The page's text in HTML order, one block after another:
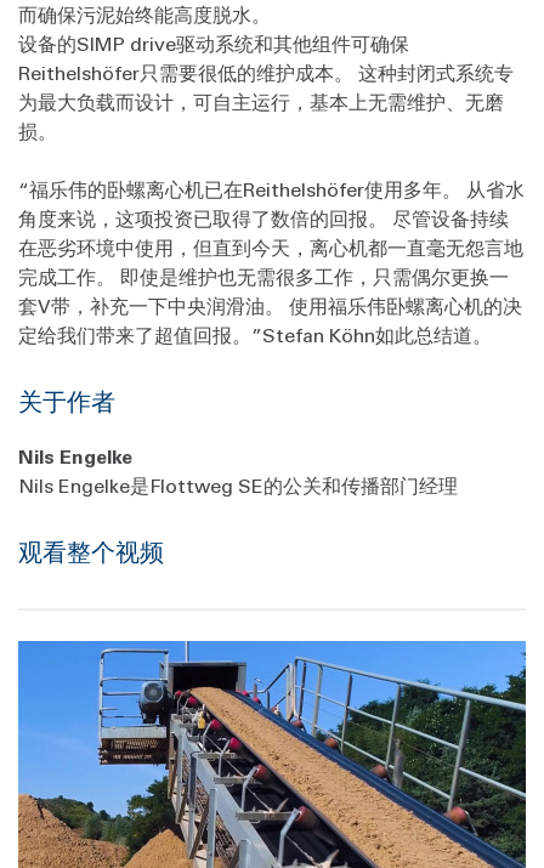
而确保污泥始终能高度脱水。
设备的SIMP drive驱动系统和其他组件可确保
Reithelshöfer只需要很低的维护成本。 这种封闭式系统专
为最大负载而设计，可自主运行，基本上无需维护、无磨
损。
“福乐伟的卧螺离心机已在Reithelshöfer使用多年。 从省水
角度来说，这项投资已取得了数倍的回报。 尽管设备持续
在恶劣环境中使用，但直到今天，离心机都一直毫无怨言地
完成工作。 即使是维护也无需很多工作，只需偶尔更换一
套V带，补充一下中央润滑油。 使用福乐伟卧螺离心机的决
定给我们带来了超值回报。”Stefan Köhn如此总结道。
关于作者
Nils Engelke
Nils Engelke是Flottweg SE的公关和传播部门经理
观看整个视频